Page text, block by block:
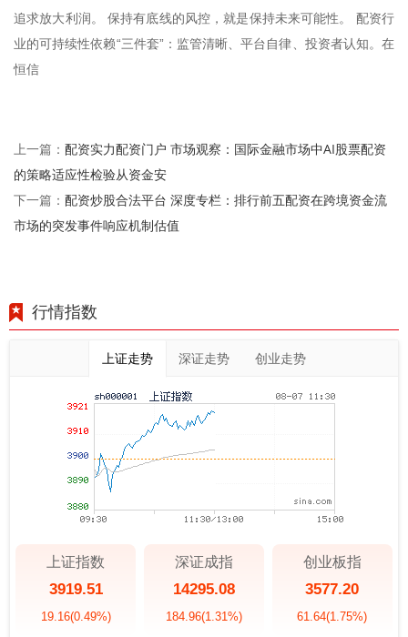
追求放大利润。 保持有底线的风控，就是保持未来可能性。 配资行
业的可持续性依赖“三件套”：监管清晰、平台自律、投资者认知。在
恒信
上一篇： 配资实力配资门户 市场观察：国际金融市场中AI股票配资
的策略适应性检验从资金安
下一篇： 配资炒股合法平台 深度专栏：排行前五配资在跨境资金流
市场的突发事件响应机制估值
行情指数
上证走势 深证走势 创业走势
上证指数
3919.51
19.16(0.49%)
深证成指
14295.08
184.96(1.31%)
创业板指
3577.20
61.64(1.75%)